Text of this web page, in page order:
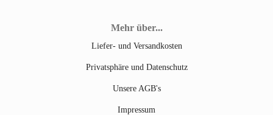
Mehr über...
Liefer- und Versandkosten
Privatsphäre und Datenschutz
Unsere AGB's
Impressum